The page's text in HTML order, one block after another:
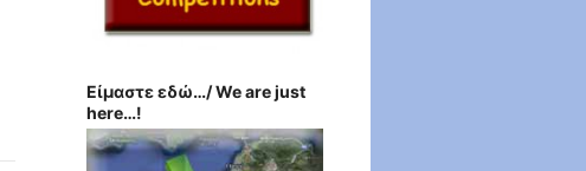
Είμαστε εδώ…/ We are just
here…!